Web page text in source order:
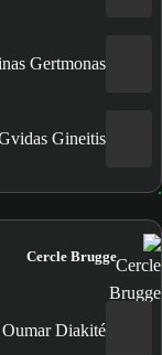
Gertmonas
Gineitis
Cercle Brugge
Oumar Diakité